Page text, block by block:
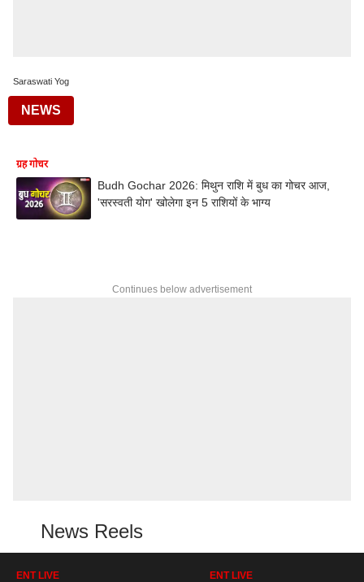
Saraswati Yog
NEWS
ग्रह गोचर
Budh Gochar 2026: मिथुन राशि में बुध का गोचर आज,
'सरस्वती योग' खोलेगा इन 5 राशियों के भाग्य
Continues below advertisement
News Reels
ENT LIVE ENT LIVE